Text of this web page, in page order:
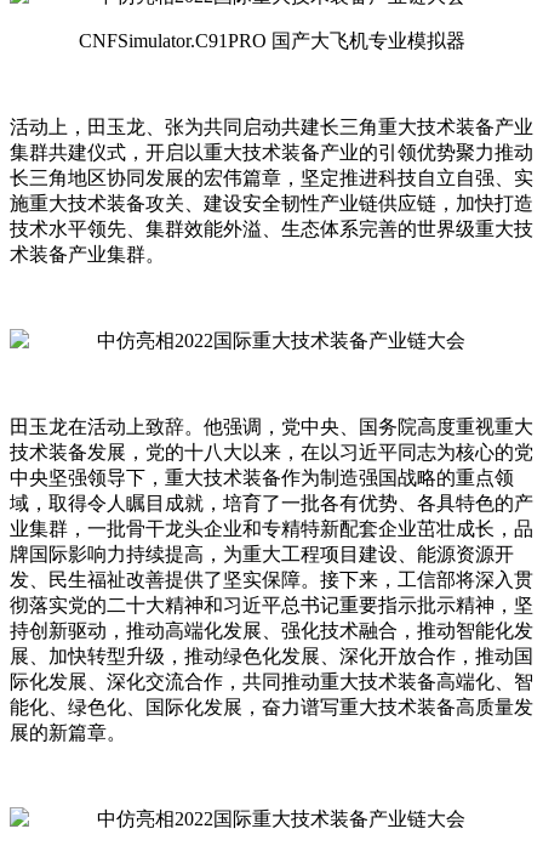
CNFSimulator.C91PRO 国产大飞机专业模拟器
活动上，田玉龙、张为共同启动共建长三角重大技术装备产业
集群共建仪式，开启以重大技术装备产业的引领优势聚力推动
长三角地区协同发展的宏伟篇章，坚定推进科技自立自强、实
施重大技术装备攻关、建设安全韧性产业链供应链，加快打造
技术水平领先、集群效能外溢、生态体系完善的世界级重大技
术装备产业集群。
田玉龙在活动上致辞。他强调，党中央、国务院高度重视重大
技术装备发展，党的十八大以来，在以习近平同志为核心的党
中央坚强领导下，重大技术装备作为制造强国战略的重点领
域，取得令人瞩目成就，培育了一批各有优势、各具特色的产
业集群，一批骨干龙头企业和专精特新配套企业茁壮成长，品
牌国际影响力持续提高，为重大工程项目建设、能源资源开
发、民生福祉改善提供了坚实保障。接下来，工信部将深入贯
彻落实党的二十大精神和习近平总书记重要指示批示精神，坚
持创新驱动，推动高端化发展、强化技术融合，推动智能化发
展、加快转型升级，推动绿色化发展、深化开放合作，推动国
际化发展、深化交流合作，共同推动重大技术装备高端化、智
能化、绿色化、国际化发展，奋力谱写重大技术装备高质量发
展的新篇章。